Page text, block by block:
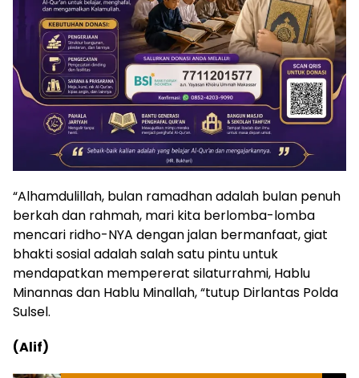
“Alhamdulillah, bulan ramadhan adalah bulan penuh
berkah dan rahmah, mari kita berlomba-lomba
mencari ridho-NYA dengan jalan bermanfaat, giat
bhakti sosial adalah salah satu pintu untuk
mendapatkan mempererat silaturrahmi, Hablu
Minannas dan Hablu Minallah, “tutup Dirlantas Polda
Sulsel.
(Alif)